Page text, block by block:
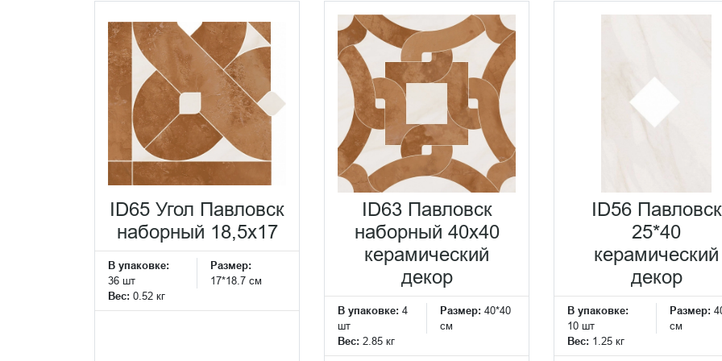
ID65 Угол Павловск
наборный 18,5x17
В упаковке:
36 шт
Размер:
17*18.7 см
Вес: 0.52 кг
ID63 Павловск
наборный 40x40
керамический
декор
В упаковке: 4
шт
Размер: 40*40
см
Вес: 2.85 кг
ID56 Павловск
25*40
керамический
декор
В упаковке:
10 шт
Размер:
см
Вес: 1.25 кг